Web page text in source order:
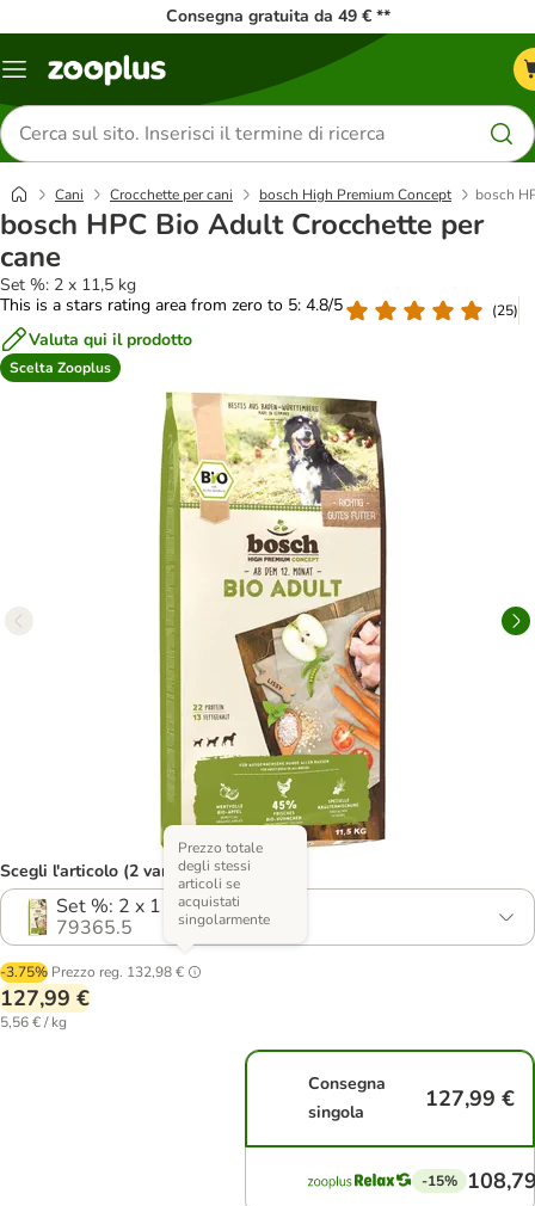
Consegna gratuita da 49 € **
Overview
Cerca
prodotti
Cani Crocchette per cani bosch High Premium Concept bosch
bosch HPC Bio Adult Crocchette per
cane
Set %: 2 x 11,5 kg
This is a stars rating area from zero to 5: 4.8/5
(25)
Valuta qui il prodotto
Scelta Zooplus
Scegli l'articolo (2 varianti)
Set %: 2 x 11,5 kg
79365.5
-3.75% Prezzo reg. 132,98 €
Prezzo totale
degli stessi
articoli se
acquistati
singolarmente
127,99 €
5,56 € / kg
Consegna
singola
127,99 €
-15%